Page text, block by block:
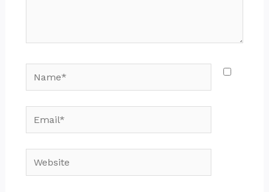
Email*
Website